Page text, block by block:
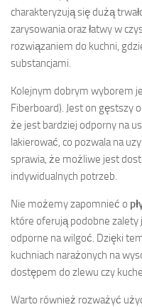
charakteryzują się dużą
zarysowania oraz łatwy w
rozwiązaniem do kuchni,
substancjami.
Kolejnym dobrym wyborem
Fiberboard). Jest on gęstszy
że jest bardziej odporny na
lakierować, co pozwala na
sprawia, że możliwe jest
indywidualnych potrzeb.
Nie możemy zapomnieć o
które oferują podobne zalety
odporne na wilgoć. Dzięki
kuchniach narażonych na
dostępem do zlewu czy
Warto również rozważyć